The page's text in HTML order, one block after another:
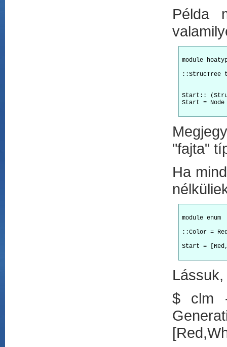
Példa
module
Start::
Start =
"fajta"
Ha
module
::Color =
Start =
$ clm